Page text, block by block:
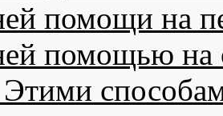
помощи на
помощью